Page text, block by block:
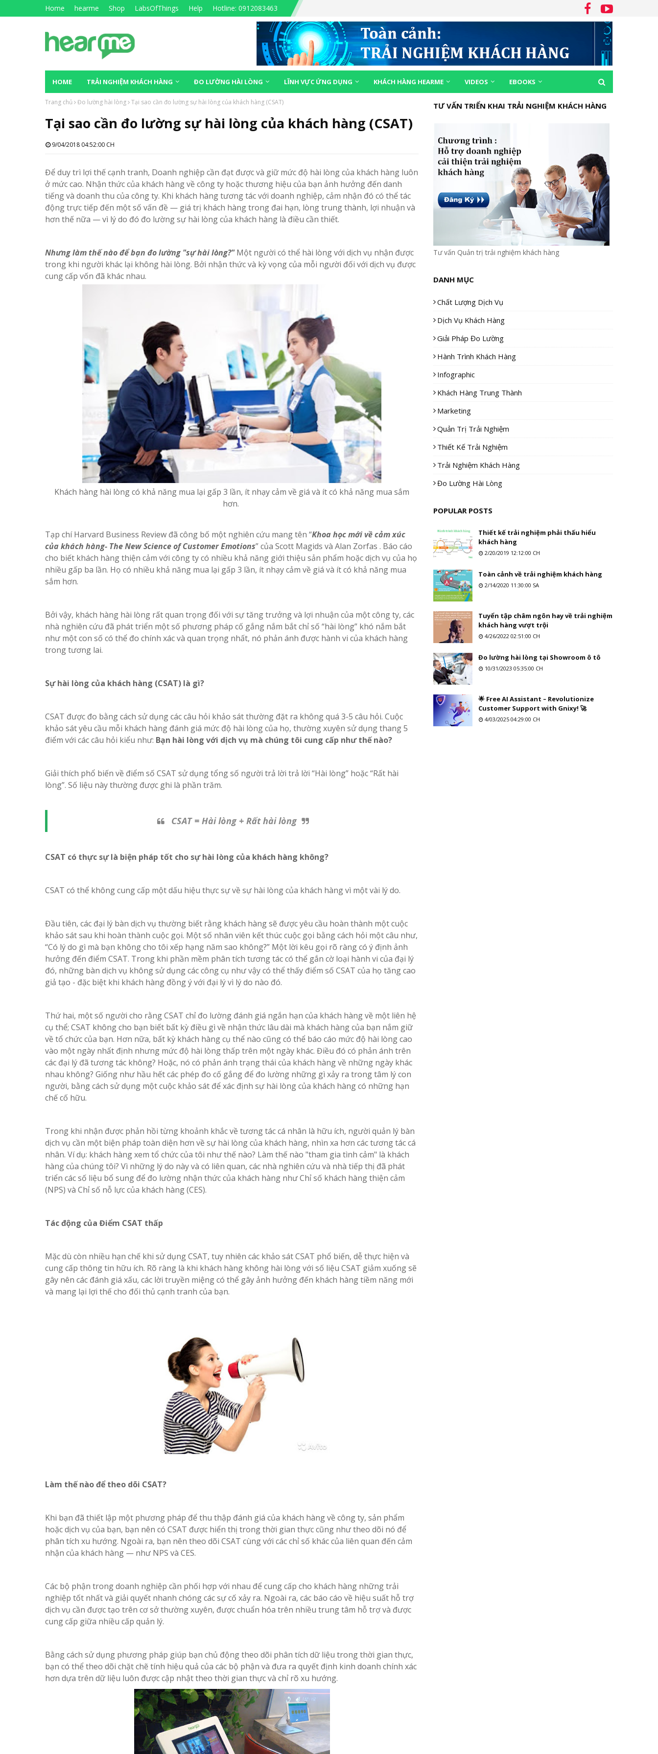
Home hearme Shop LabsOfThings Help Hotline: 0912083463
HOME TRẢI NGHIỆM KHÁCH HÀNG ĐO LƯỜNG HÀI LÒNG LĨNH VỰC ỨNG DỤNG KHÁCH HÀNG HEARME VIDEOS EBOOKS
Trang chủ Đo lường hài lòng Tại sao cần đo lường sự hài lòng của khách hàng (CSAT)
Tại sao cần đo lường sự hài lòng của khách hàng (CSAT)
9/04/2018 04:52:00 CH
Để duy trì lợi thế cạnh tranh, Doanh nghiệp cần đạt được và giữ mức độ hài lòng của khách hàng luôn
ở mức cao. Nhận thức của khách hàng về công ty hoặc thương hiệu của bạn ảnh hưởng đến danh
tiếng và doanh thu của công ty. Khi khách hàng tương tác với doanh nghiệp, cảm nhận đó có thể tác
động trực tiếp đến một số vấn đề — giá trị khách hàng trong đai hạn, lòng trung thành, lợi nhuận và
hơn thế nữa — vì lý do đó đo lường sự hài lòng của khách hàng là điều cần thiết.
Nhưng làm thế nào để bạn đo lường "sự hài lòng?"Một người có thể hài lòng với dịch vụ nhận được
trong khi người khác lại không hài lòng. Bởi nhận thức và kỳ vọng của mỗi người đối với dịch vụ được
cung cấp vốn đã khác nhau.
Khách hàng hài lòng có khả năng mua lại gấp 3 lần, ít nhạy cảm về giá và ít có khả năng mua sắm
hơn.
Tạp chí Harvard Business Review đã công bố một nghiên cứu mang tên “Khoa học mới về cảm xúc
của khách hàng- The New Science of Customer Emotions” của Scott Magids và Alan Zorfas . Báo cáo
cho biết khách hàng thiện cảm với công ty có nhiều khả năng giới thiệu sản phẩm hoặc dịch vụ của họ
nhiều gấp ba lần. Họ có nhiều khả năng mua lại gấp 3 lần, ít nhạy cảm về giá và ít có khả năng mua
sắm hơn.
Bởi vậy, khách hàng hài lòng rất quan trọng đối với sự tăng trưởng và lợi nhuận của một công ty, các
nhà nghiên cứu đã phát triển một số phương pháp cố gắng nắm bắt chỉ số “hài lòng” khó nắm bắt
như một con số có thể đo chính xác và quan trọng nhất, nó phản ánh được hành vi của khách hàng
trong tương lai.
Sự hài lòng của khách hàng (CSAT) là gì?
CSAT được đo bằng cách sử dụng các câu hỏi khảo sát thường đặt ra không quá 3-5 câu hỏi. Cuộc
khảo sát yêu cầu mỗi khách hàng đánh giá mức độ hài lòng của họ, thường xuyên sử dụng thang 5
điểm với các câu hỏi kiểu như: Bạn hài lòng với dịch vụ mà chúng tôi cung cấp như thế nào?
Giải thích phổ biến về điểm số CSAT sử dụng tổng số người trả lời trả lời “Hài lòng” hoặc “Rất hài
lòng”. Số liệu này thường được ghi là phần trăm.
CSAT = Hài lòng + Rất hài lòng
CSAT có thực sự là biện pháp tốt cho sự hài lòng của khách hàng không?
CSAT có thể không cung cấp một dấu hiệu thực sự về sự hài lòng của khách hàng vì một vài lý do.
Đầu tiên, các đại lý bàn dịch vụ thường biết rằng khách hàng sẽ được yêu cầu hoàn thành một cuộc
khảo sát sau khi hoàn thành cuộc gọi. Một số nhân viên kết thúc cuộc gọi bằng cách hỏi một câu như,
“Có lý do gì mà bạn không cho tôi xếp hạng năm sao không?” Một lời kêu gọi rõ ràng có ý định ảnh
hưởng đến điểm CSAT. Trong khi phần mềm phân tích tương tác có thể gắn cờ loại hành vi của đại lý
đó, những bàn dịch vụ không sử dụng các công cụ như vậy có thể thấy điểm số CSAT của họ tăng cao
giả tạo - đặc biệt khi khách hàng đồng ý với đại lý vì lý do nào đó.
Thứ hai, một số người cho rằng CSAT chỉ đo lường đánh giá ngắn hạn của khách hàng về một liên hệ
cụ thể; CSAT không cho bạn biết bất kỳ điều gì về nhận thức lâu dài mà khách hàng của bạn nắm giữ
về tổ chức của bạn. Hơn nữa, bất kỳ khách hàng cụ thể nào cũng có thể báo cáo mức độ hài lòng cao
vào một ngày nhất định nhưng mức độ hài lòng thấp trên một ngày khác. Điều đó có phản ánh trên
các đại lý đã tương tác không? Hoặc, nó có phản ánh trạng thái của khách hàng về những ngày khác
nhau không? Giống như hầu hết các phép đo cố gắng để đo lường những gì xảy ra trong tâm lý con
người, bằng cách sử dụng một cuộc khảo sát để xác định sự hài lòng của khách hàng có những hạn
chế cố hữu.
Trong khi nhận được phản hồi từng khoảnh khắc về tương tác cá nhân là hữu ích, người quản lý bàn
dịch vụ cần một biện pháp toàn diện hơn về sự hài lòng của khách hàng, nhìn xa hơn các tương tác cá
nhân. Ví dụ: khách hàng xem tổ chức của tôi như thế nào? Làm thế nào "tham gia tình cảm" là khách
hàng của chúng tôi? Vì những lý do này và có liên quan, các nhà nghiên cứu và nhà tiếp thị đã phát
triển các số liệu bổ sung để đo lường nhận thức của khách hàng như Chỉ số khách hàng thiện cảm
(NPS) và Chỉ số nỗ lực của khách hàng (CES).
Tác động của Điểm CSAT thấp
Mặc dù còn nhiều hạn chế khi sử dụng CSAT, tuy nhiên các khảo sát CSAT phổ biến, dễ thực hiện và
cung cấp thông tin hữu ích. Rõ ràng là khi khách hàng không hài lòng với số liệu CSAT giảm xuống sẽ
gây nên các đánh giá xấu, các lời truyền miệng có thể gây ảnh hưởng đến khách hàng tiềm năng mới
và mang lại lợi thế cho đối thủ cạnh tranh của bạn.
Làm thế nào để theo dõi CSAT?
Khi bạn đã thiết lập một phương pháp để thu thập đánh giá của khách hàng về công ty, sản phẩm
hoặc dịch vụ của bạn, bạn nên có CSAT được hiển thị trong thời gian thực cũng như theo dõi nó để
phân tích xu hướng. Ngoài ra, bạn nên theo dõi CSAT cùng với các chỉ số khác của liên quan đến cảm
nhận của khách hàng — như NPS và CES.
Các bộ phận trong doanh nghiệp cần phối hợp với nhau để cung cấp cho khách hàng những trải
nghiệp tốt nhất và giải quyết nhanh chóng các sự cố xảy ra. Ngoài ra, các báo cáo về hiệu suất hỗ trợ
dịch vụ cần được tạo trên cơ sở thường xuyên, được chuẩn hóa trên nhiều trung tâm hỗ trợ và được
cung cấp giữa nhiều cấp quản lý.
Bằng cách sử dụng phương pháp giúp bạn chủ động theo dõi phân tích dữ liệu trong thời gian thực,
bạn có thể theo dõi chặt chẽ tính hiệu quả của các bộ phận và đưa ra quyết định kinh doanh chính xác
hơn dựa trên dữ liệu luôn được cập nhật theo thời gian thực và chỉ rõ xu hướng.
TƯ VẤN TRIỂN KHAI TRẢI NGHIỆM KHÁCH HÀNG
Tư vấn Quản trị trải nghiệm khách hàng
DANH MỤC
Chất Lượng Dịch Vụ
Dịch Vụ Khách Hàng
Giải Pháp Đo Lường
Hành Trình Khách Hàng
Infographic
Khách Hàng Trung Thành
Marketing
Quản Trị Trải Nghiệm
Thiết Kế Trải Nghiệm
Trải Nghiệm Khách Hàng
Đo Lường Hài Lòng
POPULAR POSTS
Thiết kế trải nghiệm phải thấu hiểu
khách hàng
2/20/2019 12:12:00 CH
Toàn cảnh về trải nghiệm khách hàng
2/14/2020 11:30:00 SA
Tuyển tập châm ngôn hay về trải nghiệm
khách hàng vượt trội
4/26/2022 02:51:00 CH
Đo lường hài lòng tại Showroom ô tô
10/31/2023 05:35:00 CH
🌟 Free AI Assistant – Revolutionize
Customer Support with Gnixy! 🚀
4/03/2025 04:29:00 CH